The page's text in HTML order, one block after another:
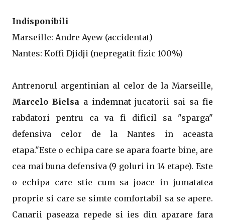
Indisponibili
Marseille: Andre Ayew (accidentat)
Nantes: Koffi Djidji (nepregatit fizic 100%)
Antrenorul argentinian al celor de la Marseille,
Marcelo Bielsaa indemnat jucatorii sai sa fie
rabdatori pentru ca va fi dificil sa "sparga"
defensiva celor de la Nantes in aceasta
etapa."Este o echipa care se apara foarte bine, are
cea mai buna defensiva (9 goluri in 14 etape). Este
o echipa care stie cum sa joace in jumatatea
proprie si care se simte comfortabil sa se apere.
Canarii paseaza repede si ies din aparare fara